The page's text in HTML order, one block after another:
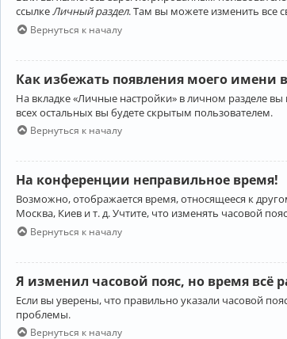
ссылкеЛичный раздел. Там вы можете изменить все
Вернуться к началу
Как избежать появления моего имени
На вкладке «Личные настройки» в личном разделе
всех остальных вы будете скрытым пользователем.
Вернуться к началу
На конференции неправильное время!
Возможно, отображается время, относящееся к
Москва, Киев и т. д. Учтите, что изменять часовой
Вернуться к началу
Я изменил часовой пояс, но время всё
Если вы уверены, что правильно указали часовой
проблемы.
Вернуться к началу